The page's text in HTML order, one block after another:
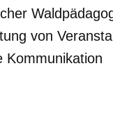
von
Kommunikation